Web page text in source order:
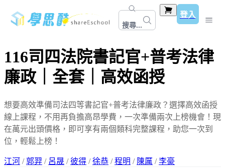
搜尋...
登入
116司四法院書記官+普考法律
廉政｜全套｜高效函授
想要高效準備司法四等書記官+普考法律廉政？選擇高效函授
線上課程，不用再負擔高昂學費，一次準備兩次上榜機會！現
在萬元出頭價格，即可享有兩個類科完整課程，助您一次到
位，輕鬆上榜！
江河 /郭羿 / 呂晟 /彼得 /徐恭 /程明 / 陳厲 /李豪